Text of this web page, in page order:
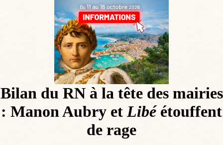
Bilan du RN à la tête des mairies
: Manon Aubry et Libéétouffent
de rage